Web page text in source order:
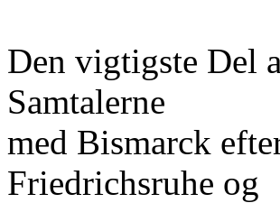
Den vigtigste Del
Samtalerne
med Bismarck
Friedrichsruhe og